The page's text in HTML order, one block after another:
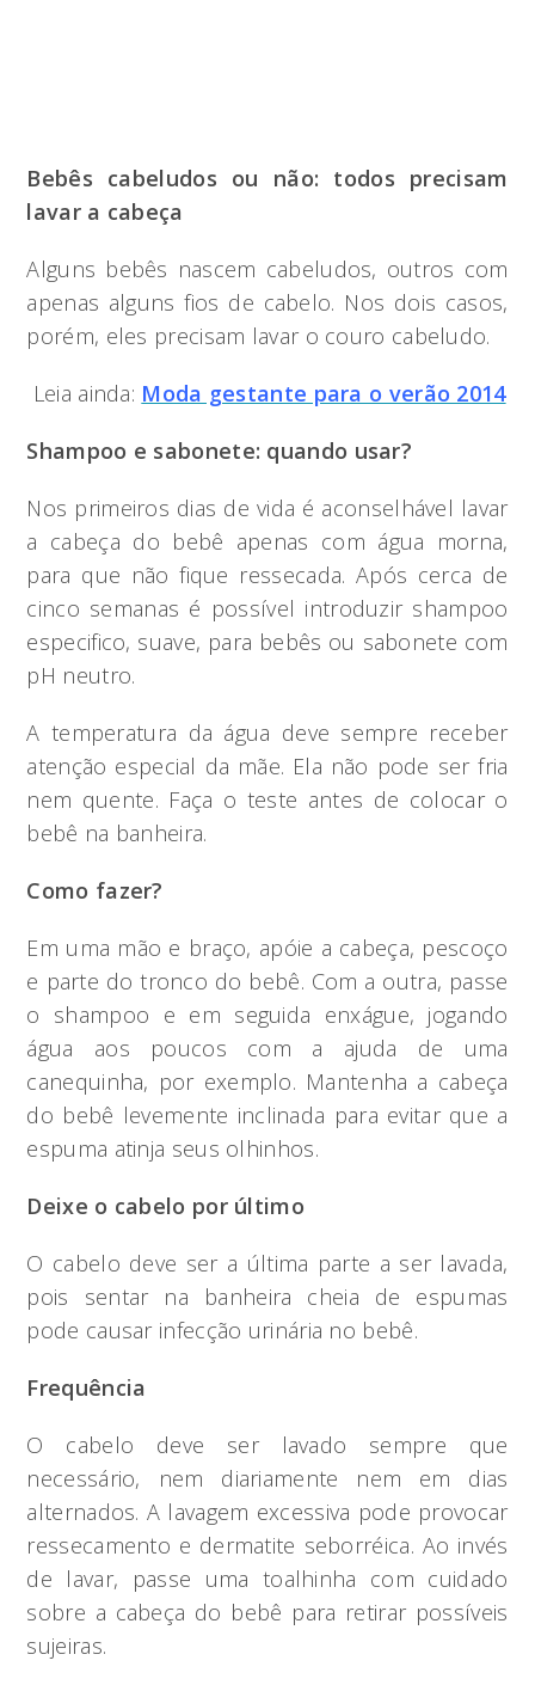
Bebês cabeludos ou não: todos precisam
lavar a cabeça
Alguns bebês nascem cabeludos, outros com
apenas alguns fios de cabelo. Nos dois casos,
porém, eles precisam lavar o couro cabeludo.
Leia ainda: Moda gestante para o verão 2014
Shampoo e sabonete: quando usar?
Nos primeiros dias de vida é aconselhável lavar
a cabeça do bebê apenas com água morna,
para que não fique ressecada. Após cerca de
cinco semanas é possível introduzir shampoo
especifico, suave, para bebês ou sabonete com
pH neutro.
A temperatura da água deve sempre receber
atenção especial da mãe. Ela não pode ser fria
nem quente. Faça o teste antes de colocar o
bebê na banheira.
Como fazer?
Em uma mão e braço, apóie a cabeça, pescoço
e parte do tronco do bebê. Com a outra, passe
o shampoo e em seguida enxágue, jogando
água aos poucos com a ajuda de uma
canequinha, por exemplo. Mantenha a cabeça
do bebê levemente inclinada para evitar que a
espuma atinja seus olhinhos.
Deixe o cabelo por último
O cabelo deve ser a última parte a ser lavada,
pois sentar na banheira cheia de espumas
pode causar infecção urinária no bebê.
Frequência
O cabelo deve ser lavado sempre que
necessário, nem diariamente nem em dias
alternados. A lavagem excessiva pode provocar
ressecamento e dermatite seborréica. Ao invés
de lavar, passe uma toalhinha com cuidado
sobre a cabeça do bebê para retirar possíveis
sujeiras.